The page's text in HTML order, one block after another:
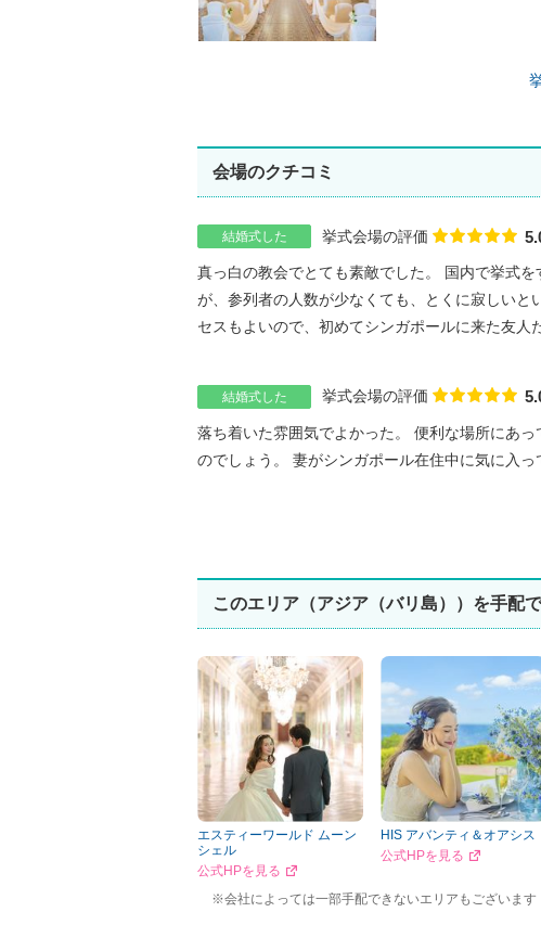
会場のクチコミ
結婚式した 挙式会場の評価 点
真っ白の教会でとても素敵でした。 国内で挙式
が、参列者の人数が少なくても、とくに寂しいと
セスもよいので、初めてシンガポールに来た友人
結婚式した 挙式会場の評価 点
落ち着いた雰囲気でよかった。 便利な場所にあ
のでしょう。 妻がシンガポール在住中に気に入っ
このエリア（アジア（バリ島））を手配
エスティーワールド ムーン
シェル
公式HPを見る
HIS アバンティ＆オアシス
公式HPを見る
※会社によっては一部手配できないエリアもございます